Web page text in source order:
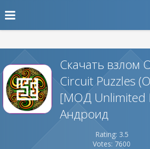
Скачать взлом
Circuit Puzzles
[МОД Unlimited
Андроид
Rating: 3.5
Votes: 7600